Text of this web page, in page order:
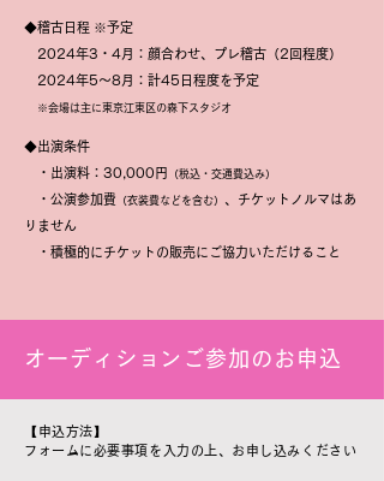
◆稽古日程 ※予定
2024年3・4月：顔合わせ、プレ稽古（2回程度）
2024年5～8月：計45日程度を予定
※会場は主に東京江東区の森下スタジオ
◆出演条件
・出演料：30,000円 （税込・交通費込み）
・ 公演参加費 （衣装費などを含む） 、チケ ットノルマはあ
り ません
・積極的にチケットの販売にご協力いただけること
オーディションご参加のお申込
【申込方法】
フォームに必要事項を入力の上、お申し込みください